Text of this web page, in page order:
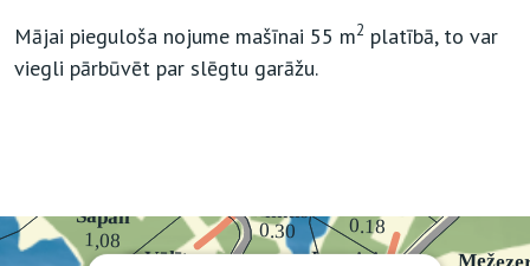
Mājai pieguloša nojume mašīnai 55 m2 platībā, to var
viegli pārbūvēt par slēgtu garāžu.